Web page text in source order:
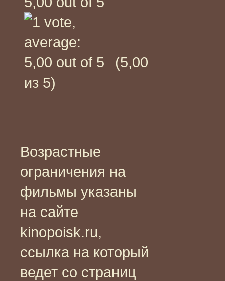
(5,00
из 5)
Возрастные
ограничения на
фильмы указаны
на сайте
kinopoisk.ru,
ссылка на который
ведет со страниц